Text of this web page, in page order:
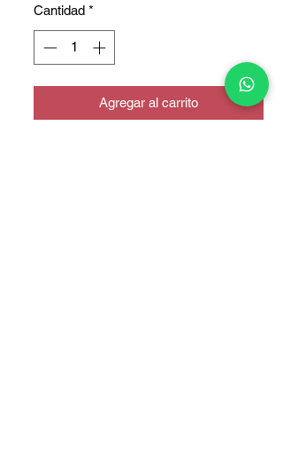
Cantidad *
Agregar al carrito